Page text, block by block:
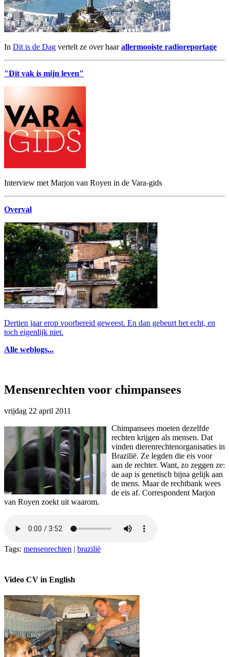
In Dit is de Dag vertelt ze over haarallermooiste radioreportage
"Dit vak is mijn leven"
Interview met Marjon van Royen in de Vara-gids
Overval
Dertien jaar erop voorbereid geweest. En dan gebeurt het echt, en
toch eigenlijk niet.
Alle weblogs...
Mensenrechten voor chimpansees
vrijdag 22 april 2011
Chimpansees moeten dezelfde
rechten krijgen als mensen. Dat
vinden dierenrechtenorganisaties in
Brazilië. Ze legden die eis voor
aan de rechter. Want, zo zeggen ze:
de aap is genetisch bijna gelijk aan
de mens. Maar de rechtbank wees
de eis af. Correspondent Marjon
van Royen zoekt uit waarom.
Tags: mensenrechten | brazilië
Video CV in English